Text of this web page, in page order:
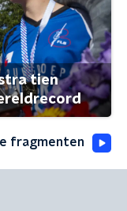
tien
fragmenten